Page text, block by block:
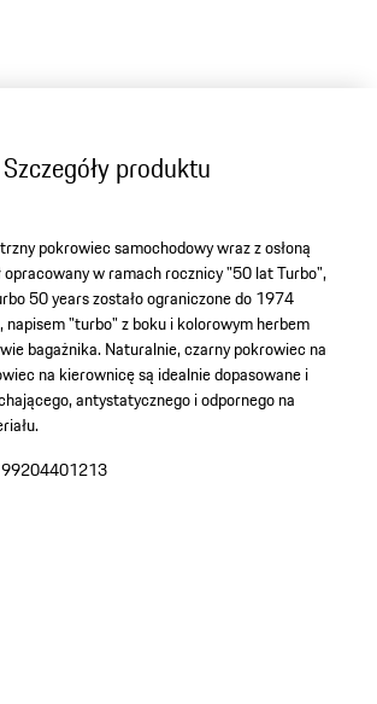
Szczegóły produktu
pokrowiec samochodowy wraz z osłoną
opracowany w ramach rocznicy "50 lat Turbo",
50 years zostało ograniczone do 1974
napisem "turbo" z boku i kolorowym herbem
bagażnika. Naturalnie, czarny pokrowiec na
na kierownicę są idealnie dopasowane i
antystatycznego i odpornego na
99204401213